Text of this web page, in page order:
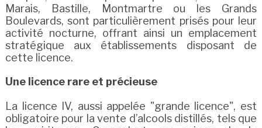
Marais, Bastille, Montmartre ou les Grands
Boulevards, sont particulièrement prisés pour leur
activité nocturne, offrant ainsi un emplacement
stratégique aux établissements disposant de
cette licence.
Une licence rare et précieuse
La licence IV, aussi appelée "grande licence", est
obligatoire pour la vente d’alcools distillés, tels que